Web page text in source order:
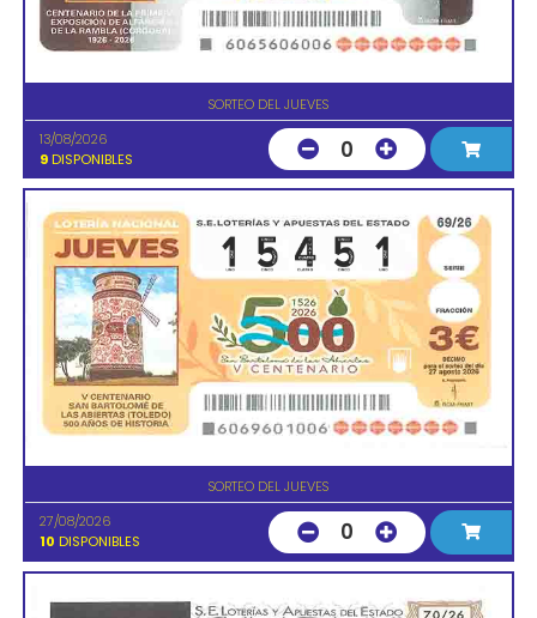
SORTEO DEL JUEVES
13/08/2026
9 DISPONIBLES 0
SORTEO DEL JUEVES
27/08/2026
10 DISPONIBLES 0